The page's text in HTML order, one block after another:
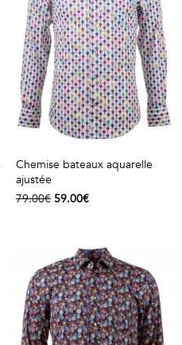
Chemise bateaux aquarelle
ajustée
79.00€ 59.00€